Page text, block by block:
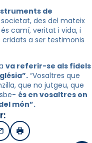
de
des del mateix
camí, veritat i vida, i
cridats a ser testimonis
va referir-se als fidels
“Vosaltres que
que no jutgeu, que
és en vosaltres on
món”.
Imprimir